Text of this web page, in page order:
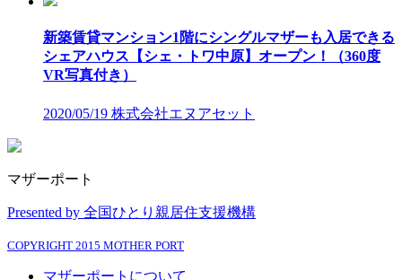
新築賃貸マンション1階にシングルマザーも入居できる
シェアハウス【シェ・トワ中原】オープン！（360度
VR写真付き）
2020/05/19 株式会社エヌアセット
マザーポート
Presented by 全国ひとり親居住支援機構
COPYRIGHT 2015 MOTHER PORT
マザーポートについて